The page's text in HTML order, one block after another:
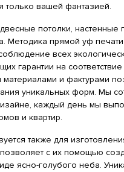
только вашей фантазией.
потолки, настенные
Методика прямой уф
всех
гарантии на
и фактурами
уникальных форм. Мы
каждый день мы
и квартир.
также для
с их помощью
ясно-голубого неба.